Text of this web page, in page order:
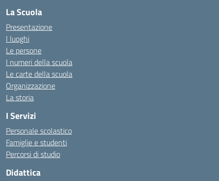
La Scuola
Presentazione
I luoghi
Le persone
I numeri della scuola
Le carte della scuola
Organizzazione
La storia
I Servizi
Personale scolastico
Famiglie e studenti
Percorsi di studio
Didattica